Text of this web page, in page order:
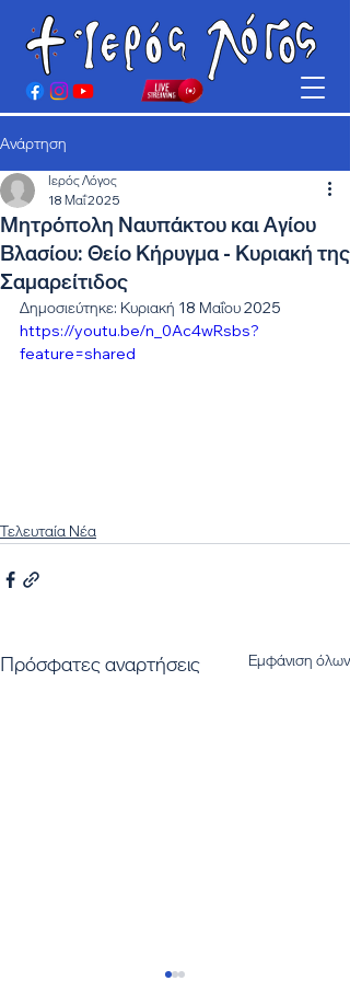
Ανάρτηση
Μητρόπολη Ναυπάκτου και Αγίου
Βλασίου: Θείο Κήρυγμα - Κυριακή της
Σαμαρείτιδος
Ιερός Λόγος
18 Μαΐ 2025
Δημοσιεύτηκε: Κυριακή 18 Μαΐου 2025
https://youtu.be/n_0Ac4wRsbs?
feature=shared
Τελευταία Νέα
Πρόσφατες αναρτήσεις Εμφάνιση όλων